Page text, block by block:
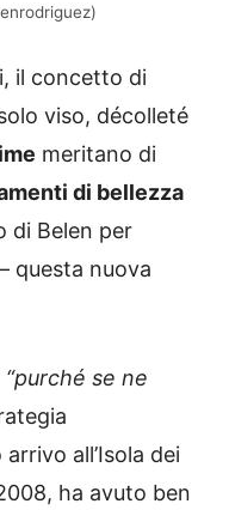
il concetto di
viso, décolleté
meritano di
di bellezza
di Belen per
questa nuova
“purché se ne
all’Isola dei
ha avuto ben